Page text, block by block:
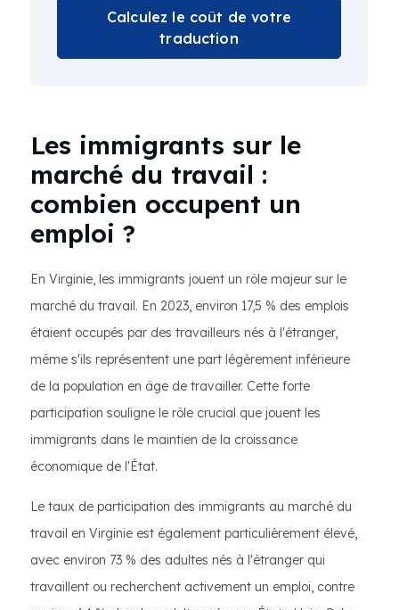
Calculez le coût de votre
traduction
Les immigrants sur le
marché du travail :
combien occupent un
emploi ?
En Virginie, les immigrants jouent un rôle majeur sur le
marché du travail. En 2023, environ 17,5 % des emplois
étaient occupés par des travailleurs nés à l'étranger,
même s'ils représentent une part légèrement inférieure
de la population en âge de travailler. Cette forte
participation souligne le rôle crucial que jouent les
immigrants dans le maintien de la croissance
économique de l'État.
Le taux de participation des immigrants au marché du
travail en Virginie est également particulièrement élevé,
avec environ 73 % des adultes nés à l'étranger qui
travaillent ou recherchent activement un emploi, contre